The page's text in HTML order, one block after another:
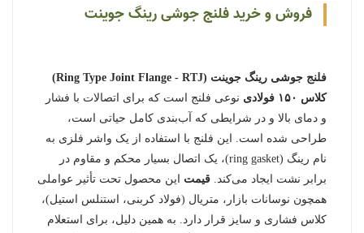
فروش و خرید فلنج جوشی رینگ جوینت
فلنج جوشی رینگ جوینت (Ring Type Joint Flange - RTJ)
کلاس ۱۵۰ فولادی
نوعی فلنج است که برای اتصالات با فشار
و دمای بالا و در شرایطی که آب‌بندی کامل حیاتی است،
طراحی شده است. این فلنج با استفاده از یک واشر فلزی به
نام رینگ (ring gasket)، یک اتصال بسیار محکم و مقاوم در
برابر نشت ایجاد می‌کند. قیمت این محصول تحت تأثیر عواملی
همچون نوسانات بازار، متریال (فولاد کربنی، استنلس استیل)،
کلاس فشاری و سایز قرار دارد. به همین دلیل، برای استعلام